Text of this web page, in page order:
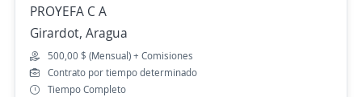
PROYEFA C A
Girardot, Aragua
500,00 $ (Mensual) + Comisiones
Contrato por tiempo determinado
Tiempo Completo